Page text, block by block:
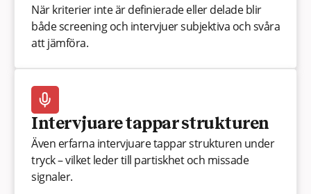
När kriterier inte är definierade eller delade blir
både screening och intervjuer subjektiva och svåra
att jämföra.
Intervjuare tappar strukturen
Även erfarna intervjuare tappar strukturen under
tryck – vilket leder till partiskhet och missade
signaler.